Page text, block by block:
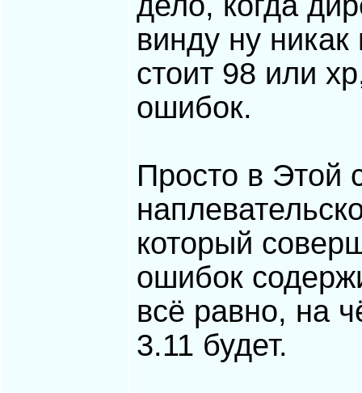
винду ну никак
стоит 98 или
ошибок.
Просто в Этой
который
ошибок
всё равно, на
3.11 будет.